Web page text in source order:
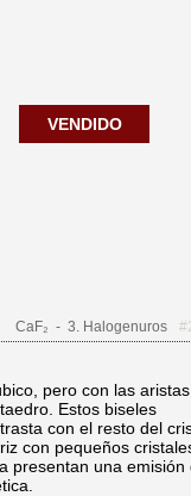
VENDIDO
CaF₂ - 3. Halogenuros
pero con las
Estos biseles
con el resto del
con pequeños
presentan una emisión